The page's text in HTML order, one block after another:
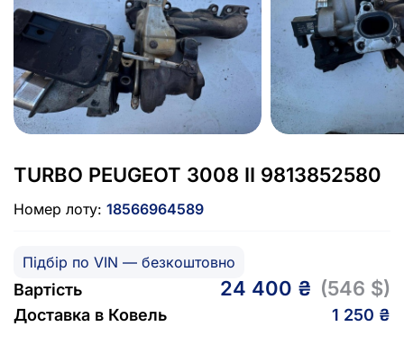
TURBO PEUGEOT 3008 II 9813852580
Номер лоту: 18566964589
Підбір по VIN — безкоштовно
Вартість 24 400 ₴ (546 $)
Доставка в Ковель 1 250 ₴